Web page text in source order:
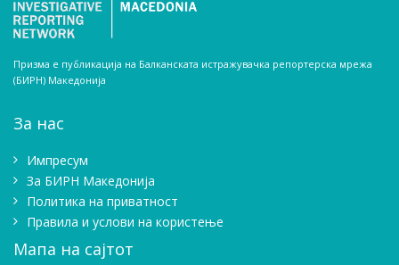
Призма е публикација на Балканската истражувачка репортерска мрежа
(БИРН) Македонија
За нас
Импресум
Зa БИРН Македонија
Политика на приватност
Правила и услови на користење
Мапа на сајтот